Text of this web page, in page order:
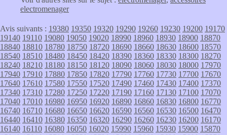
electromenager
Avis suivants : 19380 19350 19320 19290 19260 19230 19200 19170
19140 19110 19080 19050 19020 18990 18960 18930 18900 18870
18840 18810 18780 18750 18720 18690 18660 18630 18600 18570
18540 18510 18480 18450 18420 18390 18360 18330 18300 18270
18240 18210 18180 18150 18120 18090 18060 18030 18000 17970
17940 17910 17880 17850 17820 17790 17760 17730 17700 17670
17640 17610 17580 17550 17520 17490 17460 17430 17400 17370
17340 17310 17280 17250 17220 17190 17160 17130 17100 17070
17040 17010 16980 16950 16920 16890 16860 16830 16800 16770
16740 16710 16680 16650 16620 16590 16560 16530 16500 16470
16440 16410 16380 16350 16320 16290 16260 16230 16200 16170
16140 16110 16080 16050 16020 15990 15960 15930 15900 15870